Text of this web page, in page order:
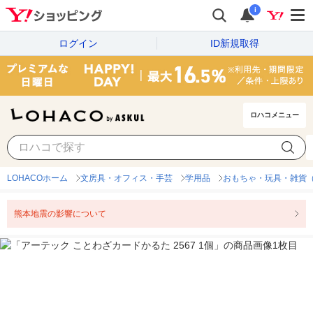
i
ログイン ID新規取得
ロハコメニュー
LOHACOホーム 文房具・オフィス・手芸 学用品 おもちゃ・玩具・雑貨
熊本地震の影響について